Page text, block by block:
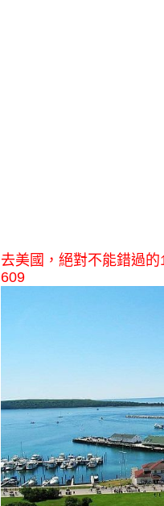
去美國，絕對不能錯過
609